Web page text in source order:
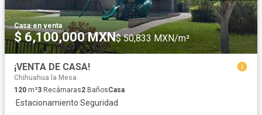
Casa·en venta
$ 6,100,000 MXN$ 50,833 MXN/m²
¡VENTA DE CASA!
Chihuahua la Mesa
120 m²3 Recámaras2 BañosCasa
·Estacionamiento·Seguridad